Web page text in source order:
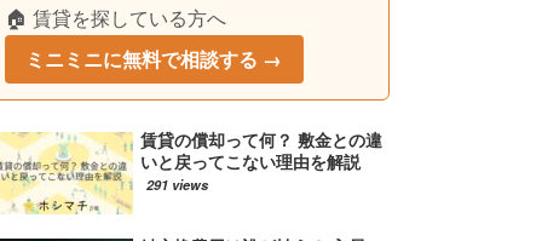
🏠 賃貸を探している方へ
ミニミニに無料で相談する →
賃貸の償却って何？ 敷金との違
いと戻ってこない理由を解説
291 views